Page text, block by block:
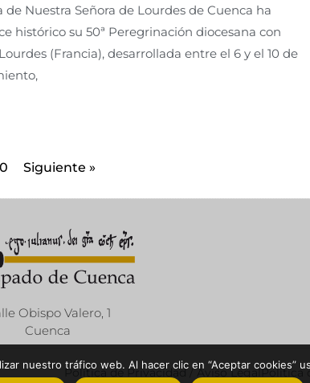
Nuestra Señora de Lourdes de Cuenca ha
histórico su 50ª Peregrinación diocesana con
(Francia), desarrollada entre el 6 y el 10 de
Siguiente »
Obispo Valero, 1
Cuenca
Política de Privacidad / Aviso LegalPolítica
nuestro tráfico web. Al hacer clic en “Aceptar